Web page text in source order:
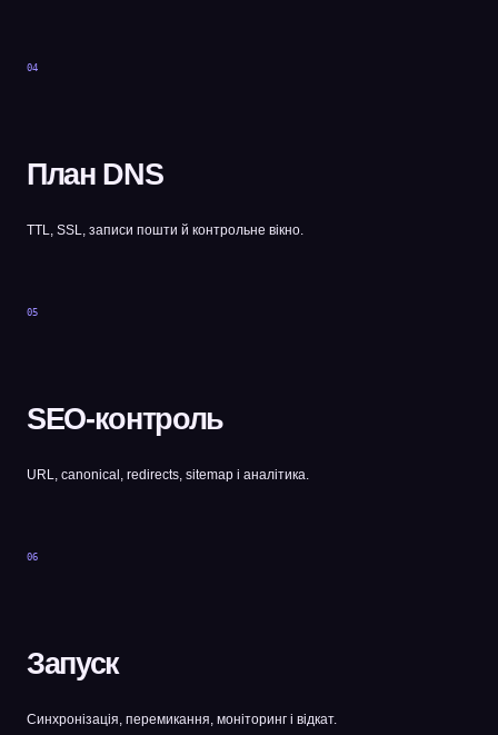
04
План DNS
TTL, SSL, записи пошти й контрольне вікно.
05
SEO-контроль
URL, canonical, redirects, sitemap і аналітика.
06
Запуск
Синхронізація, перемикання, моніторинг і відкат.